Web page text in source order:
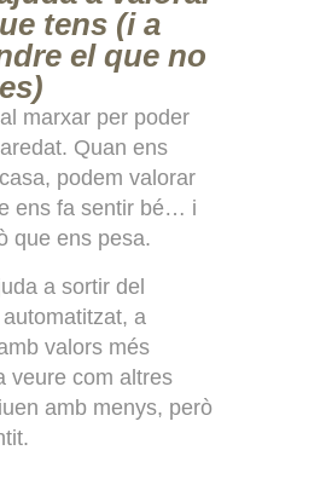
tens (i a
el que no
marxar per poder
Quan ens
podem valorar
ens fa sentir bé… i
que ens pesa.
a sortir del
a
valors més
veure com altres
amb menys, però